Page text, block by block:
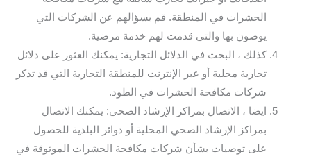
الحشرات في المنطقة. قم بسؤالهم عن الشركات التي
يوصون بها والتي قدمت لهم خدمة مرضية.
كذلك ، البحث في الدلائل التجارية: يمكنك العثور على دلائل
تجارية محلية أو عبر الإنترنت للمنطقة التجارية التي قد تذكر
شركات مكافحة الحشرات في الطود.
ايضا ، الاتصال بمراكز الإرشاد الصحي: يمكنك الاتصال
بمراكز الإرشاد الصحي المحلية أو دوائر البلدية للحصول
على توصيات بشأن شركات مكافحة الحشرات الموثوقة في